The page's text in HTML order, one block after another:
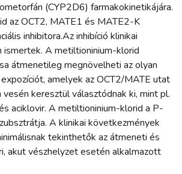
(CYP2D6) farmakokinetikájára.
az OCT2, MATE1 és MATE2-K
inhibitora.Az inhibíció klinikai
ismertek. A metiltioninium-klorid
átmenetileg megnövelheti az olyan
amelyek az OCT2/MATE utat
keresztül választódnak ki, mint pl.
aciklovir. A metiltioninium-klorid a P-
A klinikai következmények
tekinthetők az átmeneti és
akut vészhelyzet esetén alkalmazott